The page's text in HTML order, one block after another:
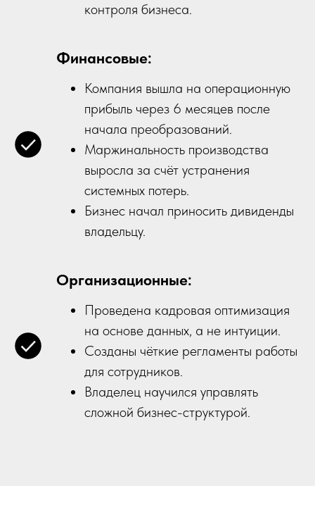
контроля бизнеса.
Финансовые:
Компания вышла на операционную
прибыль через 6 месяцев после
начала преобразований.
Маржинальность производства
выросла за счёт устранения
системных потерь.
Бизнес начал приносить дивиденды
владельцу.
Организационные:
Проведена кадровая оптимизация
на основе данных, а не интуиции.
Созданы чёткие регламенты работы
для сотрудников.
Владелец научился управлять
сложной бизнес-структурой.